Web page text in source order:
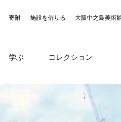
寄附 施設を借りる 大阪中之島美術
学ぶ コレクション